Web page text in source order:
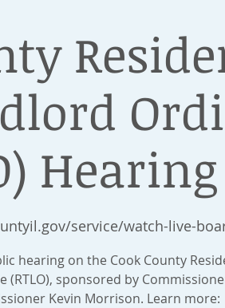
Hearing
service/watch-live-
hearing on the Cook County
(RTLO), sponsored by
Kevin Morrison. Learn more: